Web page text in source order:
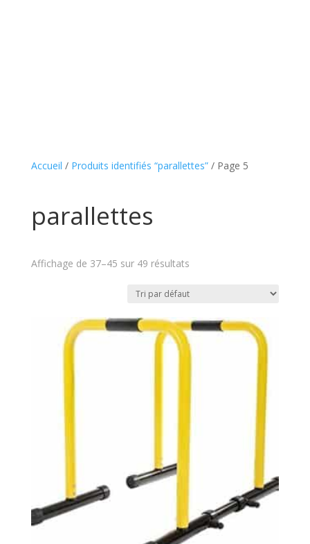
Accueil / Produits identifiés “parallettes”/ Page 5
parallettes
Affichage de 37–45 sur 49 résultats